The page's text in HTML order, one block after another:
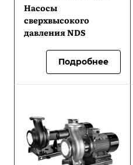
насосы для систем
ротором
Насосы
сверхвысокого
давления NDS
Подробнее